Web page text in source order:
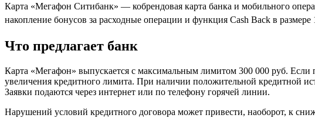
Карта «Мегафон Ситибанк» — кобрендовая карта банка и мобильного
накопление бонусов за расходные операции и функция Cash Back в размере
Что предлагает банк
Карта «Мегафон» выпускается с максимальным лимитом 300 000 руб. Если
увеличения кредитного лимита. При наличии положительной кредитной
Заявки подаются через интернет или по телефону горячей линии.
Нарушений условий кредитного договора может привести, наоборот, к